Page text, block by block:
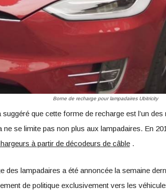
Borne de recharge pour lampadaires Ubitricity
suggéré que cette forme de recharge est l’un
ne se limite pas non plus aux lampadaires. En
à partir de décodeurs de câble.
des lampadaires a été annoncée la semaine
de politique exclusivement vers les